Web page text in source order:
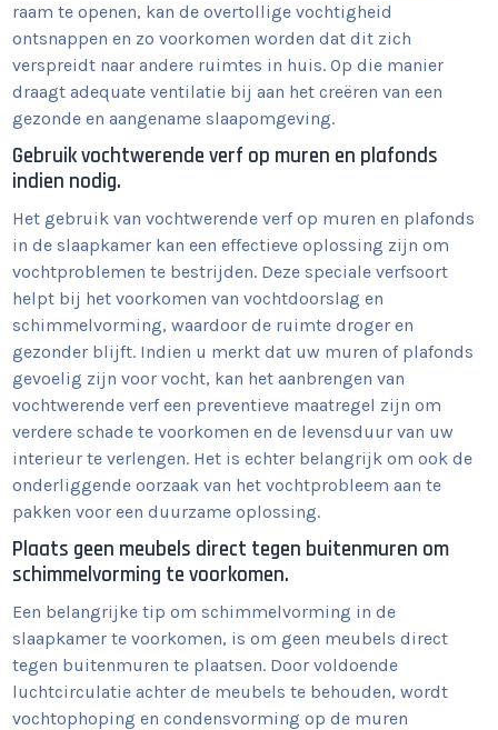
raam te openen, kan de overtollige vochtigheid
ontsnappen en zo voorkomen worden dat dit zich
verspreidt naar andere ruimtes in huis. Op die manier
draagt adequate ventilatie bij aan het creëren van een
gezonde en aangename slaapomgeving.
Gebruik vochtwerende verf op muren en plafonds
indien nodig.
Het gebruik van vochtwerende verf op muren en plafonds
in de slaapkamer kan een effectieve oplossing zijn om
vochtproblemen te bestrijden. Deze speciale verfsoort
helpt bij het voorkomen van vochtdoorslag en
schimmelvorming, waardoor de ruimte droger en
gezonder blijft. Indien u merkt dat uw muren of plafonds
gevoelig zijn voor vocht, kan het aanbrengen van
vochtwerende verf een preventieve maatregel zijn om
verdere schade te voorkomen en de levensduur van uw
interieur te verlengen. Het is echter belangrijk om ook de
onderliggende oorzaak van het vochtprobleem aan te
pakken voor een duurzame oplossing.
Plaats geen meubels direct tegen buitenmuren om
schimmelvorming te voorkomen.
Een belangrijke tip om schimmelvorming in de
slaapkamer te voorkomen, is om geen meubels direct
tegen buitenmuren te plaatsen. Door voldoende
luchtcirculatie achter de meubels te behouden, wordt
vochtophoping en condensvorming op de muren